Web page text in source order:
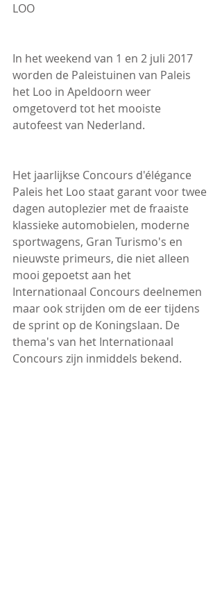
LOO
In het weekend van 1 en 2 juli 2017
worden de Paleistuinen van Paleis
het Loo in Apeldoorn weer
omgetoverd tot het mooiste
autofeest van Nederland.
Het jaarlijkse Concours d'élégance
Paleis het Loo staat garant voor twee
dagen autoplezier met de fraaiste
klassieke automobielen, moderne
sportwagens, Gran Turismo's en
nieuwste primeurs, die niet alleen
mooi gepoetst aan het
Internationaal Concours deelnemen
maar ook strijden om de eer tijdens
de sprint op de Koningslaan. De
thema's van het Internationaal
Concours zijn inmiddels bekend.